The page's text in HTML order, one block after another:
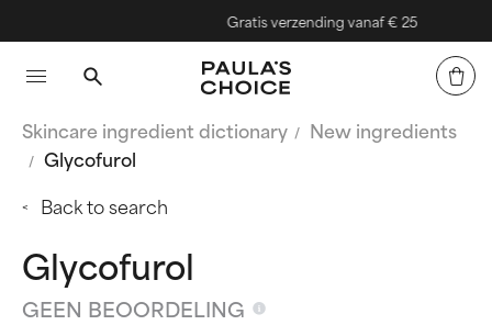
Gratis verzending vanaf € 25
Skincare ingredient dictionary
New ingredients
Glycofurol
Back to search
Glycofurol
GEEN BEOORDELING